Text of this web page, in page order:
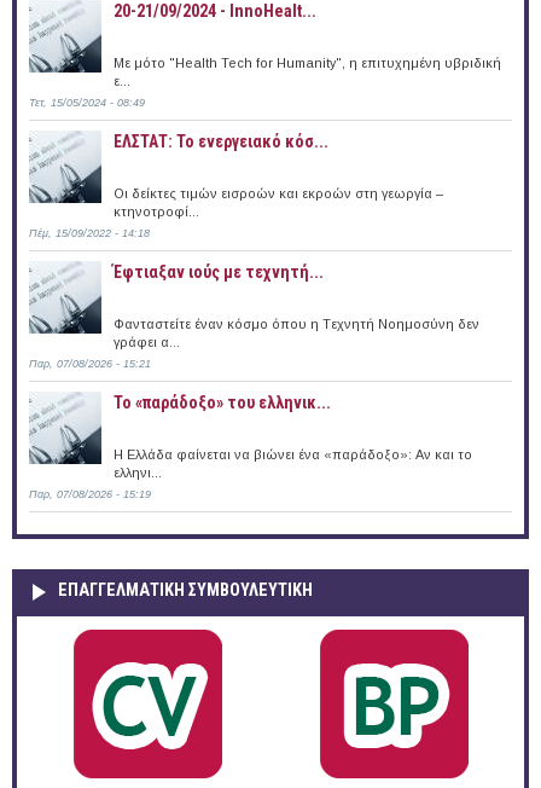
20-21/09/2024 - InnoHealt...
Με μότο "Health Tech for Humanity", η επιτυχημένη υβριδική
ε...
Τετ, 15/05/2024 - 08:49
ΕΛΣΤΑΤ: Το ενεργειακό κόσ...
Οι δείκτες τιμών εισροών και εκροών στη γεωργία –
κτηνοτροφί...
Πέμ, 15/09/2022 - 14:18
Έφτιαξαν ιούς με τεχνητή...
Φανταστείτε έναν κόσμο όπου η Tεχνητή Nοημοσύνη δεν
γράφει α...
Παρ, 07/08/2026 - 15:21
Το «παράδοξο» του ελληνικ...
Η Ελλάδα φαίνεται να βιώνει ένα «παράδοξο»: Αν και το
ελληνι...
Παρ, 07/08/2026 - 15:19
ΕΠΑΓΓΕΛΜΑΤΙΚΉ ΣΥΜΒΟΥΛΕΥΤΙΚΉ